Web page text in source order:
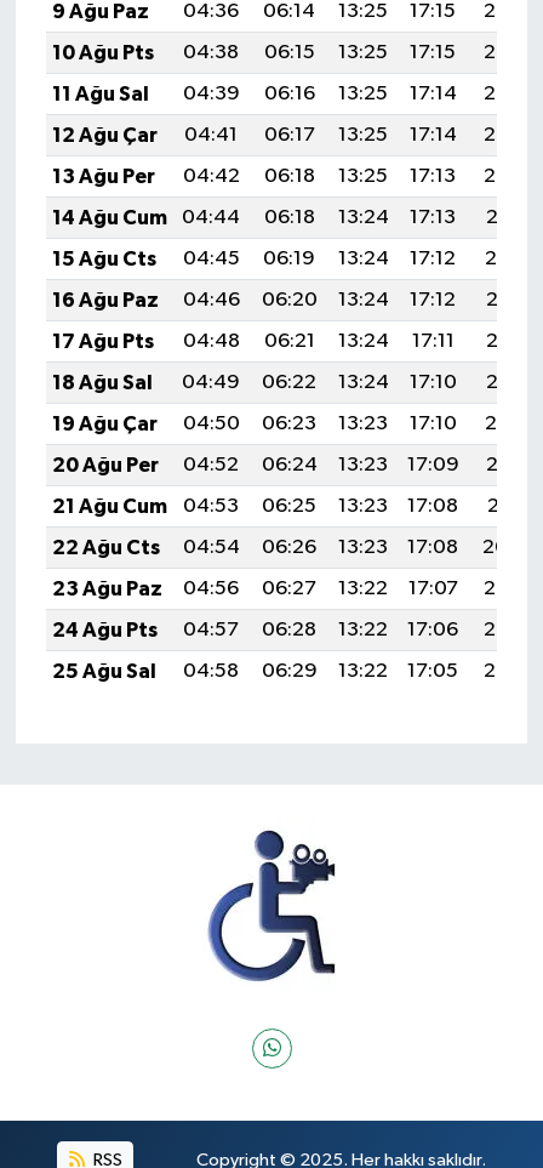
9 Ağu Paz
04:36 06:14 13:25 17:15
20:27
10 Ağu Pts
04:38 06:15 13:25 17:15
20:26
11 Ağu Sal
04:39 06:16 13:25 17:14
20:24
12 Ağu Çar
04:41 06:17 13:25 17:14
20:23
13 Ağu Per
04:42 06:18 13:25 17:13
20:22
14 Ağu Cum
04:44 06:18 13:24 17:13
20:21
15 Ağu Cts
04:45 06:19 13:24 17:12
20:19
16 Ağu Paz
04:46 06:20 13:24 17:12
20:18
17 Ağu Pts
04:48 06:21 13:24 17:11
20:16
18 Ağu Sal
04:49 06:22 13:24 17:10
20:15
19 Ağu Çar
04:50 06:23 13:23 17:10
20:14
20 Ağu Per
04:52 06:24 13:23 17:09
20:12
21 Ağu Cum
04:53 06:25 13:23 17:08
20:11
22 Ağu Cts
04:54 06:26 13:23 17:08
20:09
23 Ağu Paz
04:56 06:27 13:22 17:07
20:08
24 Ağu Pts
04:57 06:28 13:22 17:06
20:07
25 Ağu Sal
04:58 06:29 13:22 17:05 20:05
RSS Copyright © 2025. Her hakkı saklıdır.